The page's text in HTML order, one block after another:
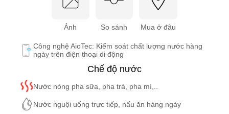
Ảnh So sánh Mua ở đâu
Công nghệ AioTec: Kiểm soát chất lượng nước hàng
ngày trên điện thoại di động
Chế độ nước
Nước nóng pha sữa, pha trà, pha mì,..
Nước nguội uống trực tiếp, nấu ăn hàng ngày